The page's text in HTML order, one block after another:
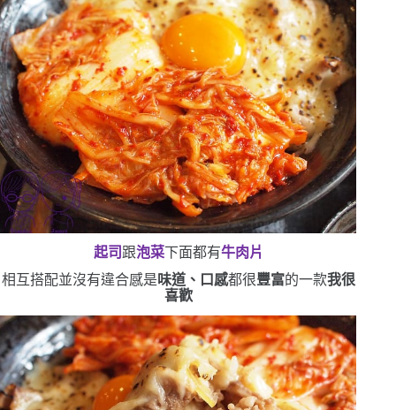
起司 跟泡菜下面都有牛肉片
相互搭配並沒有違合感是 味道、口感都很豐富的一款我很
喜歡